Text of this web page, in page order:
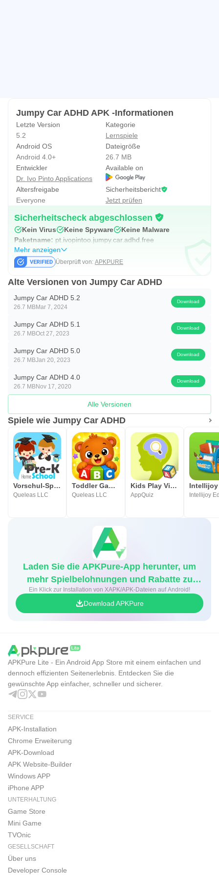
Bei Problemen mit dieser App kontaktieren Sie uns bitte
unter:
ivo.pintoo@gmail.com
Mit freundlichen Grüßen
Ivo Pinto
Jumpy Car ADHD APK -Informationen
Letzte Version
5.2
Kategorie
Lernspiele
Android OS
Android 4.0+
Dateigröße
26.7 MB
Entwickler
Dr. Ivo Pinto Applications
Available on
Altersfreigabe
Everyone
Sicherheitsbericht
Jetzt prüfen
Sicherheitscheck abgeschlossen
Kein Virus Keine Spyware
Keine Malware
Paketname: pt.ivopintoo.jumpy.car.adhd.free
Mehr anzeigen
Überprüft von: APKPURE
Alte Versionen von Jumpy Car ADHD
Jumpy Car ADHD 5.2
26.7 MBMar 7, 2024
Download
Jumpy Car ADHD 5.1
26.7 MBOct 27, 2023
Download
Jumpy Car ADHD 5.0
26.7 MBJan 20, 2023
Download
Jumpy Car ADHD 4.0
26.7 MBNov 17, 2020
Download
Alle Versionen
Spiele wie Jumpy Car ADHD
Vorschul-Spiele für Kinder
Queleas LLC
Toddler Games for Kids 2-5
Queleas LLC
Kids Play Visuelle Spiele
AppQuiz
Laden Sie die APKPure-App herunter, um
mehr Spielbelohnungen und Rabatte zu
erhalten
Ein Klick zur Installation von XAPK/APK-Dateien auf Android!
Download APKPure
APKPure Lite - Ein Android App Store mit einem einfachen und
dennoch effizienten Seitenerlebnis. Entdecken Sie die
gewünschte App einfacher, schneller und sicherer.
SERVICE
APK-Installation
Chrome Erweiterung
APK-Download
APK Website-Builder
Windows APP
iPhone APP
UNTERHALTUNG
Game Store
Mini Game
TVOnic
GESELLSCHAFT
Über uns
Developer Console